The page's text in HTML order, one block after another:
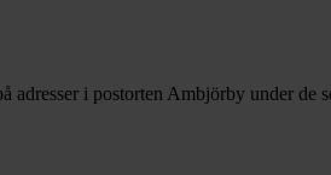
adresser i postorten Ambjörby under de